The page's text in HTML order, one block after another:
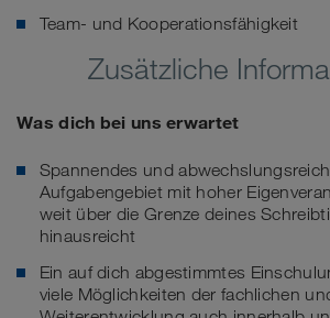
Team- und Kooperationsfähigkeit
Zusätzliche
Was dich bei uns erwartet
Spannendes und
Aufgabengebiet mit hoher
weit über die Grenze deines
hinausreicht
Ein auf dich abgestimmtes
viele Möglichkeiten der fachlichen